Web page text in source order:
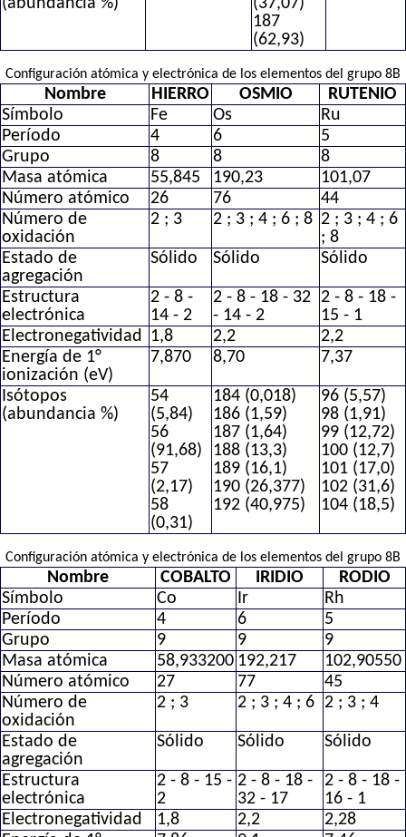
187
(62,93)
Configuración atómica y electrónica de los elementos del grupo 8B
Nombre HIERRO OSMIO
RUTENIO
Símbolo
Fe Os
Ru
Período
4 6
5
Grupo
8 8
8
Masa atómica
55,845 190,23
101,07
Número atómico
26 76
44
Número de
oxidación
2 ; 3 2 ; 3 ; 4 ; 6 ; 8 2 ; 3 ; 4 ; 6
; 8
Estado de
agregación
Sólido Sólido Sólido
Estructura
electrónica
2 - 8 -
14 - 2
2 - 8 - 18 - 32
- 14 - 2
2 - 8 - 18 -
15 - 1
Electronegatividad
1,8 2,2
2,2
Energía de 1°
ionización (eV)
7,870 8,70 7,37
Isótopos
(abundancia %)
54
(5,84)
56
(91,68)
57
(2,17)
58
(0,31)
184 (0,018)
186 (1,59)
187 (1,64)
188 (13,3)
189 (16,1)
190 (26,377)
192 (40,975)
96 (5,57)
98 (1,91)
99 (12,72)
100 (12,7)
101 (17,0)
102 (31,6)
104 (18,5)
Configuración atómica y electrónica de los elementos del grupo 8B
Nombre COBALTO IRIDIO
RODIO
Símbolo
Co Ir
Rh
Período
4 6
5
Grupo
9 9
9
Masa atómica
58,933200 192,217
102,90550
Número atómico
27 77
45
Número de
oxidación
2 ; 3 2 ; 3 ; 4 ; 6 2 ; 3 ; 4
Estado de
agregación
Sólido Sólido Sólido
Estructura
electrónica
2 - 8 - 15 -
2
2 - 8 - 18 -
32 - 17
2 - 8 - 18 -
16 - 1
Electronegatividad
1,8 2,2
2,28